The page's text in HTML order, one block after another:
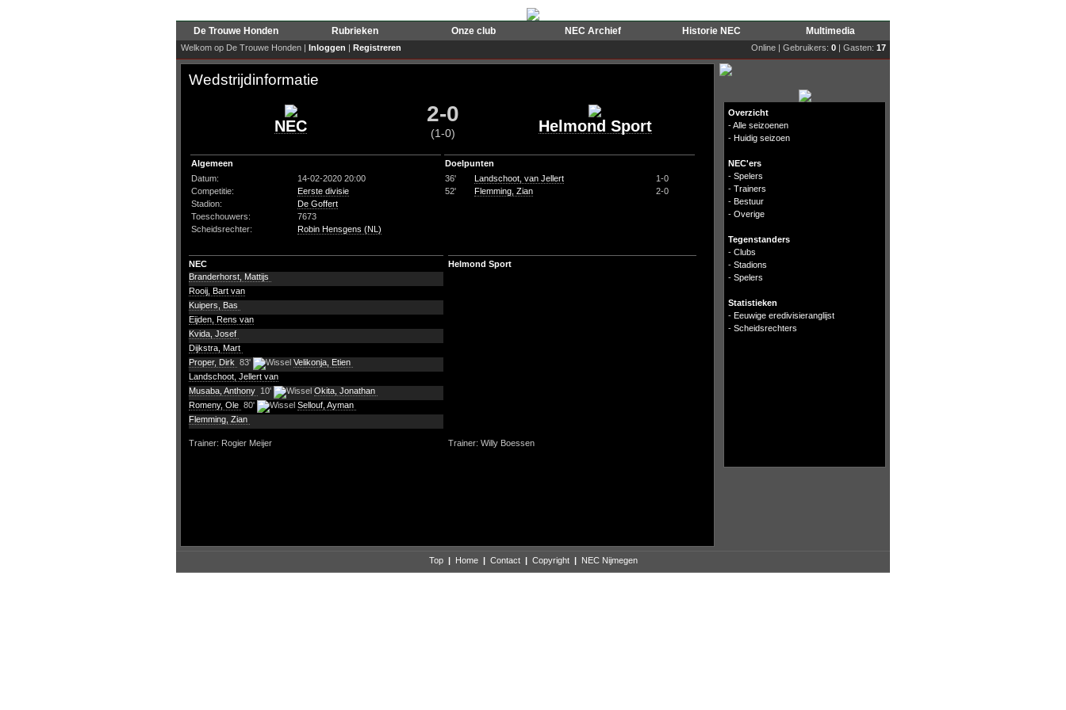
De Trouwe Honden Rubrieken Onze club NEC Archief Historie NEC Multimedia
Welkom op De Trouwe Honden | Inloggen | Registreren Online | Gebruikers: 0 | Gasten: 17
Wedstrijdinformatie
NEC 2-0
(1-0) Helmond Sport
Algemeen
Datum:
14-02-2020 20:00
Competitie:
Eerste divisie
Stadion:
De Goffert
Toeschouwers:
7673
Scheidsrechter:
Robin Hensgens (NL)
Doelpunten
36'
Landschoot, van Jellert
1-0
52'
Flemming, Zian 2-0
NEC
Helmond Sport
Branderhorst, Mattijs
Rooij, Bart van
Kuipers, Bas
Eijden, Rens van
Kvida, Josef
Dijkstra, Mart
Proper, Dirk 83'
Velikonja, Etien
Landschoot, Jellert van
Musaba, Anthony 10'
Okita, Jonathan
Romeny, Ole 80'
Sellouf, Ayman
Flemming, Zian
Trainer: Rogier Meijer Trainer: Willy Boessen
Overzicht
-Alle seizoenen
- Huidig seizoen
NEC'ers
- Spelers
- Trainers
- Bestuur
- Overige
Tegenstanders
- Clubs
- Stadions
- Spelers
Statistieken
- Eeuwige eredivisieranglijst
- Scheidsrechters
Top | Home | Contact | Copyright | NEC Nijmegen